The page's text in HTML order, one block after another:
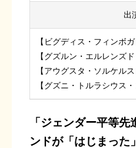
出
【ビグディス・フィンボガ
【グズルン・エルレンズド
【アウグスタ・ソルケルス
【グズニ・トルラシウス
「ジェンダー平等
ンドが「はじまった